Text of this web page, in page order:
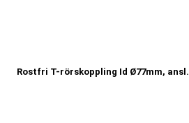
Rostfri T-rörskoppling Id Ø77mm,